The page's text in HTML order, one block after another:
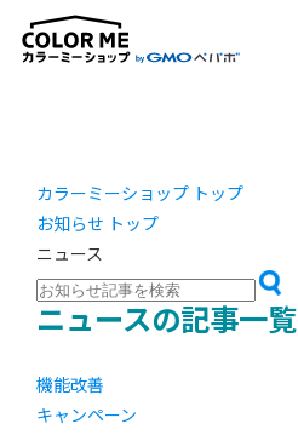
カラーミーショップ トップ
お知らせ トップ
ニュース
ニュースの記事一覧
機能改善
キャンペーン